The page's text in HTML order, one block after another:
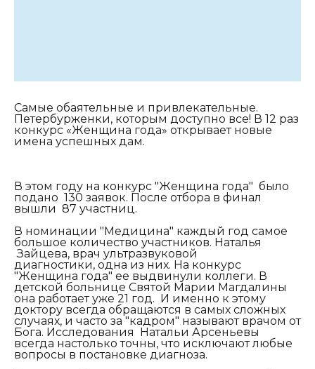
Самые обаятельные и привлекательные.
Петербурженки, которым доступно все! В 12 раз
конкурс «Женщина года» открывает новые
имена успешных дам.
В этом году на конкурс "Женщина года" было
подано 130 заявок. После отбора в финал
вышли 87 участниц.
В номинации "Медицина" каждый год самое
большое количество участников. Наталья
Зайцева, врач ультразвуковой
диагностики, одна из них. На конкурс
"Женщина года" ее выдвинули коллеги. В
детской больнице Святой Марии Магдалины
она работает уже 21 год. И именно к этому
доктору всегда обращаются в самых сложных
случаях, и часто за "кадром" называют врачом от
Бога. Исследования Натальи Арсеньевы
всегда настолько точны, что исключают любые
вопросы в постановке диагноза.